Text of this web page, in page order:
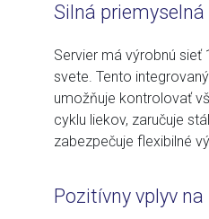
Silná priemyselná
Servier má výrobnú
svete. Tento
umožňuje kontrolovať
cyklu liekov, zaručuje
zabezpečuje flexibilné
Pozitívny vplyv